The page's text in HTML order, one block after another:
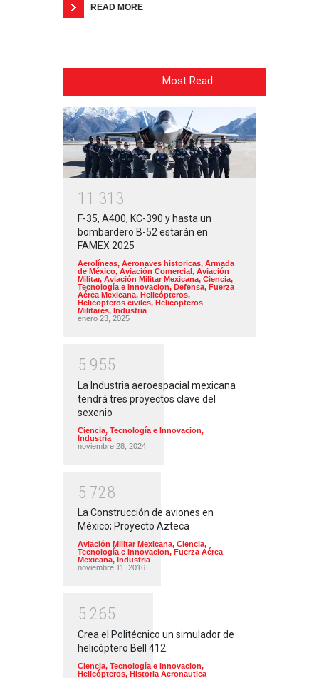
READ MORE
Most Read
1 1 31 3
F-35, A400, KC-390 y hasta un
bombardero B-52 estarán en
FAMEX 2025
Aerolíneas, Aeronaves historicas, Armada
de México, Aviación Comercial, Aviación
Militar, Aviación Militar Mexicana, Ciencia,
Tecnología e Innovacion, Defensa, Fuerza
Aérea Mexicana, Helicópteros,
Helicopteros civiles, Helicopteros
Militares, Industria
enero 23, 2025
5 955
La Industria aeroespacial mexicana
tendrá tres proyectos clave del
sexenio
Ciencia, Tecnología e Innovacion,
Industria
noviembre 28, 2024
5 728
La Construcción de aviones en
México; Proyecto Azteca
Aviación Militar Mexicana, Ciencia,
Tecnología e Innovacion, Fuerza Aérea
Mexicana, Industria
noviembre 11, 2016
5 265
Crea el Politécnico un simulador de
helicóptero Bell 412.
Ciencia, Tecnología e Innovacion,
Helicópteros, Historia Aeronautica